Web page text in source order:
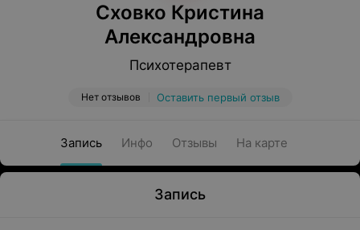
Сховко Кристина
Александровна
Психотерапевт
Нет отзывов Оставить первый отзыв
Запись Инфо Отзывы На карте
Запись